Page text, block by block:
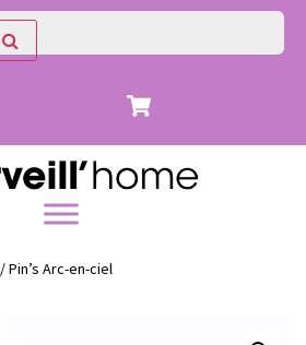
/ Pin’s Arc-en-ciel